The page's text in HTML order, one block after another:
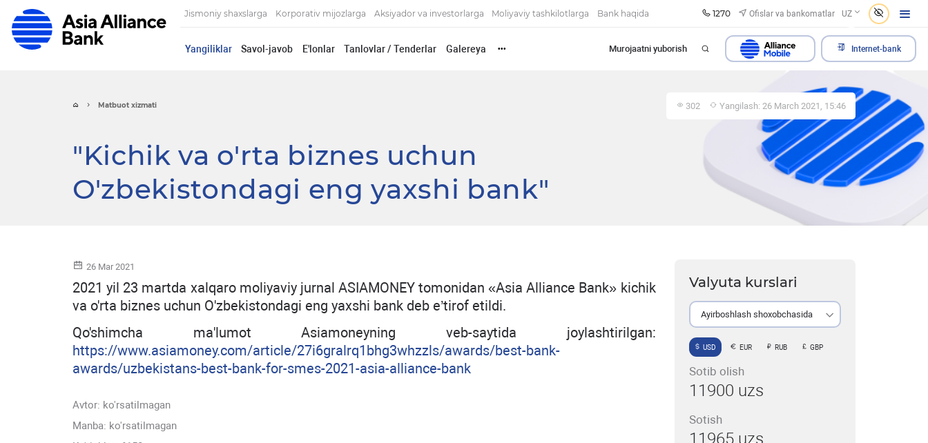
Jismoniy shaxslarga Korporativ mijozlarga Aksiyador va investorlarga Moliyaviy tashkilotlarga Bank haqida 1270 Ofislar va bankomatlar UZ
Yangiliklar Savol-javob E'lonlar Tanlovlar / Tenderlar Galereya ••• Murojaatni yuborish Internet-bank
Matbuot xizmati 302 Yangilash: 26 March 2021, 15:46
"Kichik va o'rta biznes uchun
O'zbekistondagi eng yaxshi bank"
26 Mar 2021
2021 yil 23 martda xalqaro moliyaviy jurnal ASIAMONEY tomonidan «Asia Alliance Bank» kichik
va o'rta biznes uchun O'zbekistondagi eng yaxshi bank deb e’tirof etildi.
Qo'shimcha ma'lumot Asiamoneyning veb-saytida joylashtirilgan:
https://www.asiamoney.com/article/27i6gralrq1bhg3whzzls/awards/best-bank-
awards/uzbekistans-best-bank-for-smes-2021-asia-alliance-bank
Avtor: ko'rsatilmagan
Manba: ko'rsatilmagan
Valyuta kurslari
Ayirboshlash shoxobchasida
USD EUR RUB GBP
Sotib olish
11900 uzs
Sotish
11965 uzs